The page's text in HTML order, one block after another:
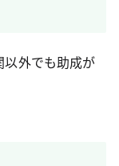
外でも助成が